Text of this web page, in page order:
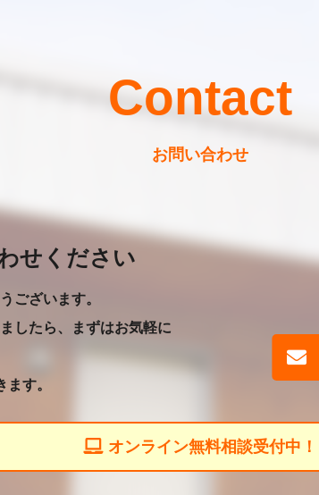
Contact
お問い合わせ
せください
ございます。
したら、まずはお気軽に
す。
オンライン無料相談受付中！